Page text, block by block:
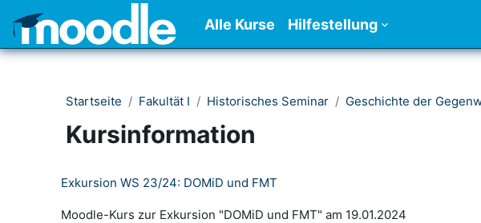
Alle Kurse Hilfestellung
Startseite Fakultät I Historisches Seminar Geschichte der
Kursinformation
Exkursion WS 23/24: DOMiD und FMT
Moodle-Kurs zur Exkursion "DOMiD und FMT" am 19.01.2024